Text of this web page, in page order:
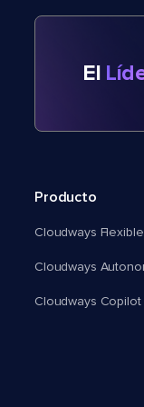
El
Producto
Cloudways Flexible
Cloudways
Cloudways Copilot